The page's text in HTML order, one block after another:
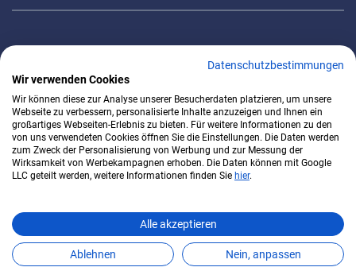
MELDEN SIE SICH FÜR UNSEREN NEWSLETTER AN
DirectClinics 2026 - alle Rechte vorbehalten
Datenschutzbestimmungen
Wir verwenden Cookies
Wir können diese zur Analyse unserer Besucherdaten platzieren, um unsere
Webseite zu verbessern, personalisierte Inhalte anzuzeigen und Ihnen ein
großartiges Webseiten-Erlebnis zu bieten. Für weitere Informationen zu den
von uns verwendeten Cookies öffnen Sie die Einstellungen. Die Daten werden
zum Zweck der Personalisierung von Werbung und zur Messung der
Wirksamkeit von Werbekampagnen erhoben. Die Daten können mit Google
LLC geteilt werden, weitere Informationen finden Sie hier.
Alle akzeptieren
Ablehnen Nein, anpassen